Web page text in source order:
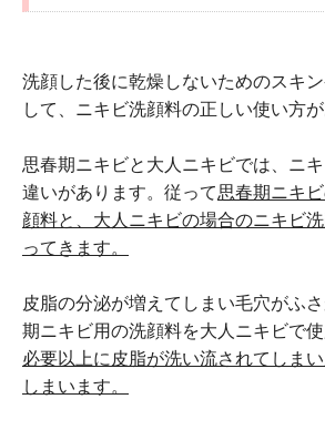
洗顔した後に乾燥しないためのスキ
して、ニキビ洗顔料の正しい使い方が
思春期ニキビと大人ニキビでは、ニ
違いがあります。従って思春期ニキ
顔料と、大人ニキビの場合のニキビ
ってきます。
皮脂の分泌が増えてしまい毛穴がふ
期ニキビ用の洗顔料を大人ニキビで使
必要以上に皮脂が洗い流されてしま
しまいます。